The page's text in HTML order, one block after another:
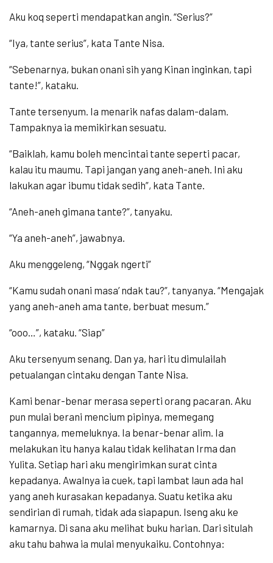
Aku koq seperti mendapatkan angin. “Serius?”
“Iya, tante serius”, kata Tante Nisa.
“Sebenarnya, bukan onani sih yang Kinan inginkan, tapi
tante!”, kataku.
Tante tersenyum. Ia menarik nafas dalam-dalam.
Tampaknya ia memikirkan sesuatu.
“Baiklah, kamu boleh mencintai tante seperti pacar,
kalau itu maumu. Tapi jangan yang aneh-aneh. Ini aku
lakukan agar ibumu tidak sedih”, kata Tante.
“Aneh-aneh gimana tante?”, tanyaku.
“Ya aneh-aneh”, jawabnya.
Aku menggeleng, “Nggak ngerti”
“Kamu sudah onani masa’ ndak tau?”, tanyanya. “Mengajak
yang aneh-aneh ama tante, berbuat mesum.”
“ooo…”, kataku. “Siap”
Aku tersenyum senang. Dan ya, hari itu dimulailah
petualangan cintaku dengan Tante Nisa.
Kami benar-benar merasa seperti orang pacaran. Aku
pun mulai berani mencium pipinya, memegang
tangannya, memeluknya. Ia benar-benar alim. Ia
melakukan itu hanya kalau tidak kelihatan Irma dan
Yulita. Setiap hari aku mengirimkan surat cinta
kepadanya. Awalnya ia cuek, tapi lambat laun ada hal
yang aneh kurasakan kepadanya. Suatu ketika aku
sendirian di rumah, tidak ada siapapun. Iseng aku ke
kamarnya. Di sana aku melihat buku harian. Dari situlah
aku tahu bahwa ia mulai menyukaiku. Contohnya: